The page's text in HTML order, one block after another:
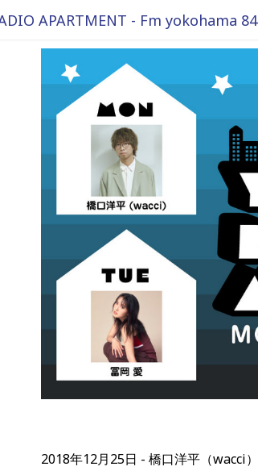
APARTMENT - Fm yokohama
2018年12月25日 橋口洋平（wacci